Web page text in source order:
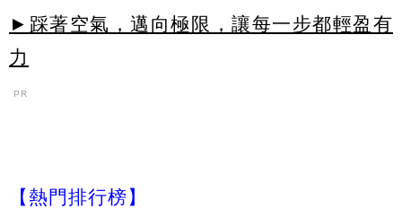
►踩著空氣，邁向極限，讓每一步都輕盈有
力
PR
【熱門排行榜】